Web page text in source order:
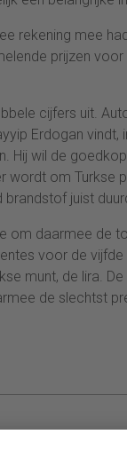
rekening mee
prijzen voor
cijfers uit.
Erdogan
wil de
wordt om Turkse
juist
om daarmee de
voor de
munt, de lira.
de slechtst